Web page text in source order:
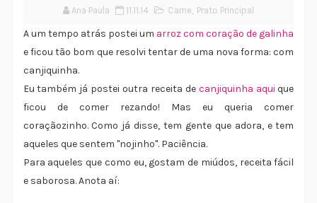
Ana Paula 11.11.14 Carne, Prato Principal
A um tempo atrás postei um arroz com coração de galinha
e ficou tão bom que resolvi tentar de uma nova forma: com
canjiquinha.
Eu também já postei outra receita de canjiquinha aqui que
ficou de comer rezando! Mas eu queria comer
coraçãozinho. Como já disse, tem gente que adora, e tem
aqueles que sentem "nojinho". Paciência.
Para aqueles que como eu, gostam de miúdos, receita fácil
e saborosa. Anota aí: